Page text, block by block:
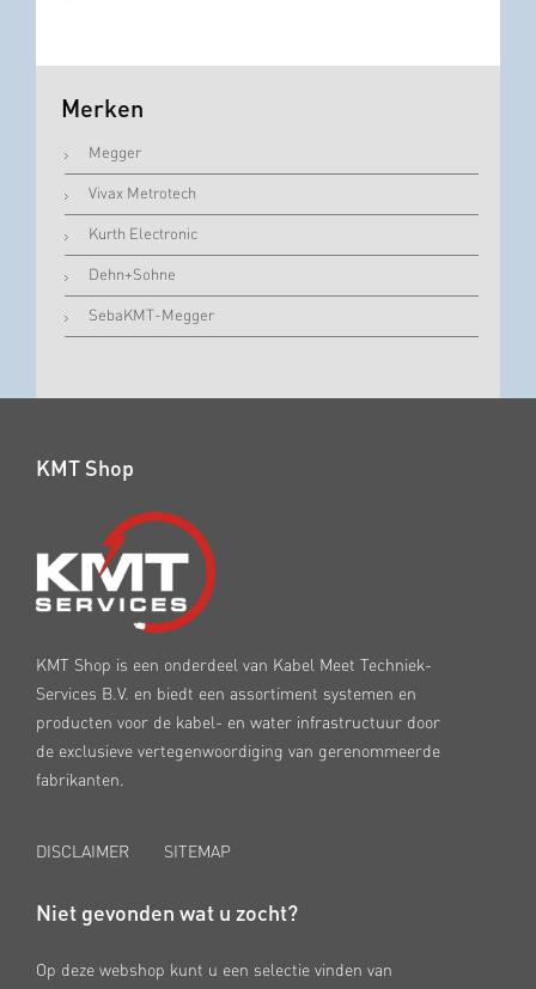
Merken
Megger
Vivax Metrotech
Kurth Electronic
Dehn+Sohne
SebaKMT-Megger
KMT Shop
KMT Shop is een onderdeel van Kabel Meet Techniek-
Services B.V. en biedt een assortiment systemen en
producten voor de kabel- en water infrastructuur door
de exclusieve vertegenwoordiging van gerenommeerde
fabrikanten.
DISCLAIMER SITEMAP
Niet gevonden wat u zocht?
Op deze webshop kunt u een selectie vinden van